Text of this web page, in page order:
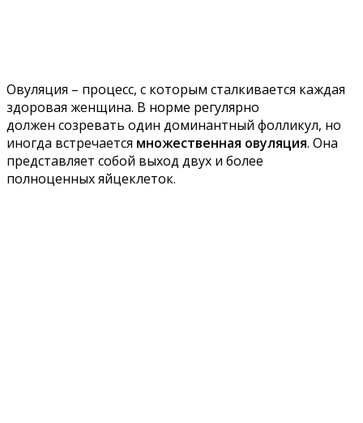
Овуляция – процесс, с которым сталкивается каждая
здоровая женщина. В норме регулярно
должен созревать один доминантный фолликул, но
иногда встречается множественная овуляция. Она
представляет собой выход двух и более
полноценных яйцеклеток.